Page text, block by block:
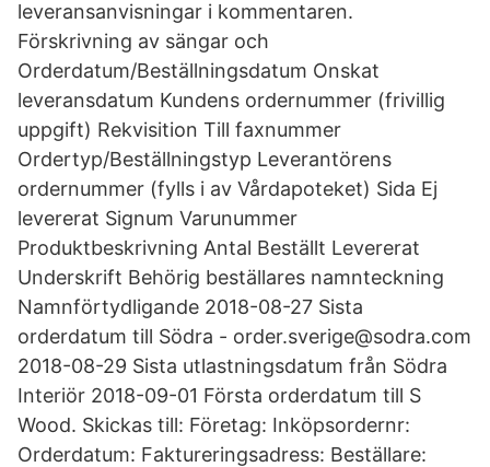
leveransanvisningar i kommentaren.
Förskrivning av sängar och
Orderdatum/Beställningsdatum Onskat
leveransdatum Kundens ordernummer (frivillig
uppgift) Rekvisition Till faxnummer
Ordertyp/Beställningstyp Leverantörens
ordernummer (fylls i av Vårdapoteket) Sida Ej
levererat Signum Varunummer
Produktbeskrivning Antal Beställt Levererat
Underskrift Behörig beställares namnteckning
Namnförtydligande 2018-08-27 Sista
orderdatum till Södra - order.sverige@sodra.com
2018-08-29 Sista utlastningsdatum från Södra
Interiör 2018-09-01 Första orderdatum till S
Wood. Skickas till: Företag: Inköpsordernr:
Orderdatum: Faktureringsadress: Beställare: